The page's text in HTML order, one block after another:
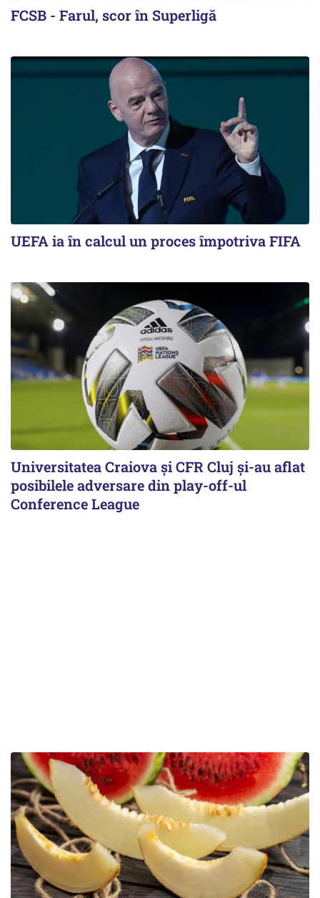
FCSB - Farul, scor în Superligă
UEFA ia în calcul un proces împotriva FIFA
Universitatea Craiova și CFR Cluj și-au aflat
posibilele adversare din play-off-ul
Conference League